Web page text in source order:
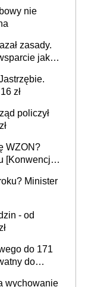
nie
zasady.
jako
zł
policzył
WZON?
[Konwencja
Minister
- od
do 171
do
wychowanie